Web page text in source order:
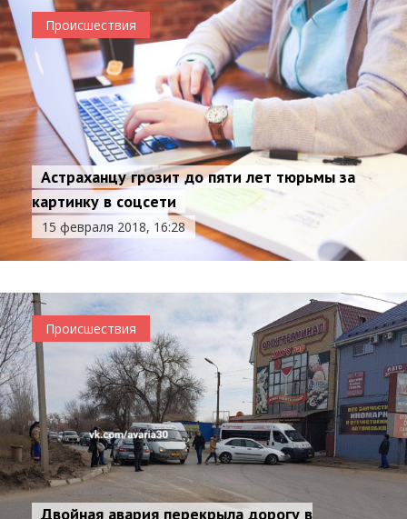
Происшествия
Астраханцу грозит до пяти лет тюрьмы за
картинку в соцсети
15 февраля 2018, 16:28
Происшествия
Двойная авария перекрыла дорогу в